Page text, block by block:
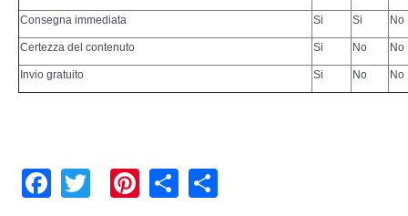
Sblocco PIN Smartphone
Recupero dati
CYBER SECURITY
Consegna immediata Si Si No
Certezza del contenuto Si No No
Invio gratuito Si No No
Facebook
TwitterPinterest
Share